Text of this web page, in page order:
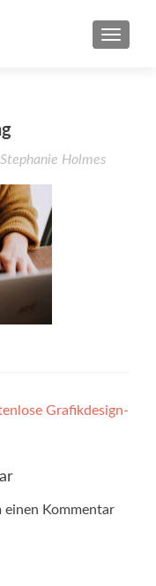
Stephanie Holmes
Grafikdesign-
einen Kommentar